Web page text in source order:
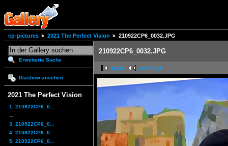
cp-pictures 2021 The Perfect Vision 210922CP6_0032.JPG
Erweiterte Suche
Diashow ansehen
2021 The Perfect Vision
1. 210922CP6_0...
3. 210922CP6_0...
4. 210922CP6_0...
5. 210922CP6_0...
210922CP6_0032.JPG
erste vorherige